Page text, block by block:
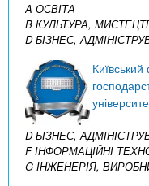
A ОСВІТА
B КУЛЬТУРА,
D БІЗНЕС,
D БІЗНЕС,
F ІНФОРМАЦІЙНІ
G ІНЖЕНЕРІЯ,